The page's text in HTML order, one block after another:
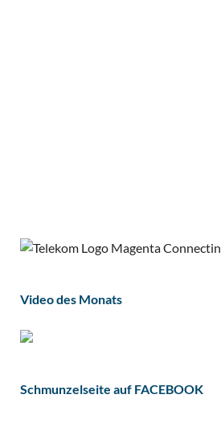
Video des Monats
Schmunzelseite auf FACEBOOK